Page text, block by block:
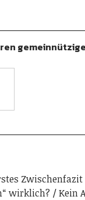
Zwischenfazit
wirklich?
Kein